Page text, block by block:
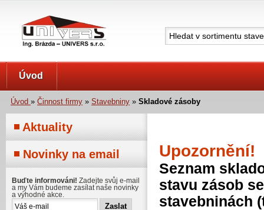
Úvod
Úvod » Činnost firmy » Stavebniny » Skladové zásoby
Upozornění!
Seznam
stavu zásob
stavebninách
Aktuality
Novinky na email
Buďte informováni! Zadejte svůj e-mail
a my Vám budeme zasílat naše novinky
a výhodné akce.